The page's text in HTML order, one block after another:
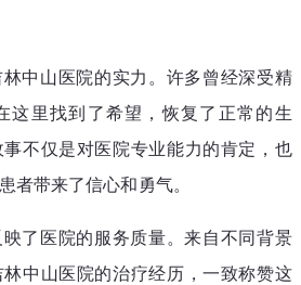
中山医院的实力。许多曾经深受精
这里找到了希望，恢复了正常的生
不仅是对医院专业能力的肯定，也
者带来了信心和勇气。
了医院的服务质量。来自不同背景
中山医院的治疗经历，一致称赞这